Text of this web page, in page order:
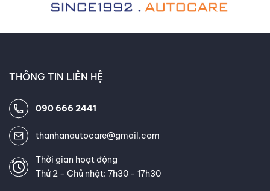
THÔNG TIN LIÊN HỆ
090 666 2441
thanhanautocare@gmail.com
Thời gian hoạt động
Thứ 2 - Chủ nhật: 7h30 - 17h30